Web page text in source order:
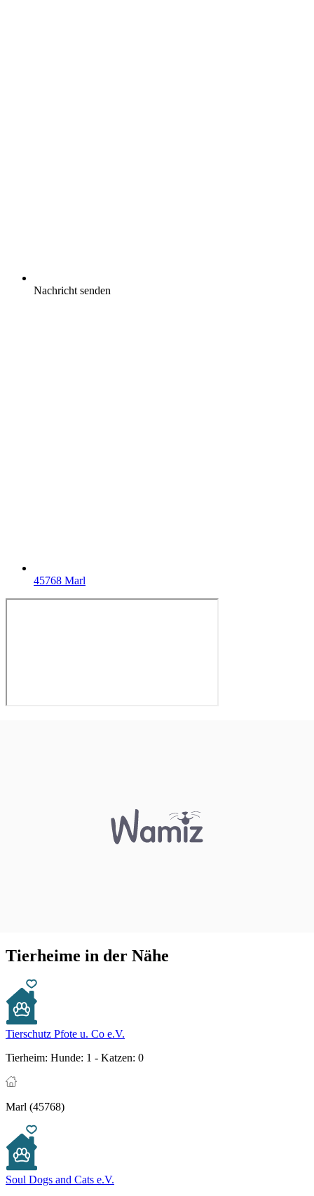
Nachricht senden
45768 Marl
Tierheime in der Nähe
Tierschutz Pfote u. Co e.V.
Tierheim: Hunde: 1 - Katzen: 0
Marl (45768)
Soul Dogs and Cats e.V.